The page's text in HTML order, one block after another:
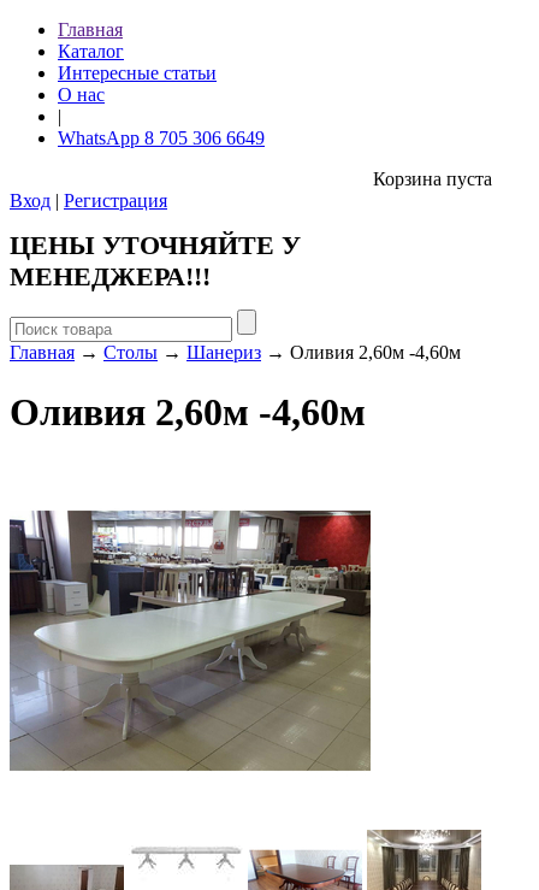
Главная
Каталог
Интересные статьи
О нас
|
WhatsApp 8 705 306 6649
Корзина пуста
Вход | Регистрация
ЦЕНЫ УТОЧНЯЙТЕ У
МЕНЕДЖЕРА!!!
Главная → Столы → Шанериз → Оливия 2,60м -4,60м
Оливия 2,60м -4,60м